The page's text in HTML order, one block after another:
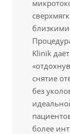
Klinik
снятие
без
более